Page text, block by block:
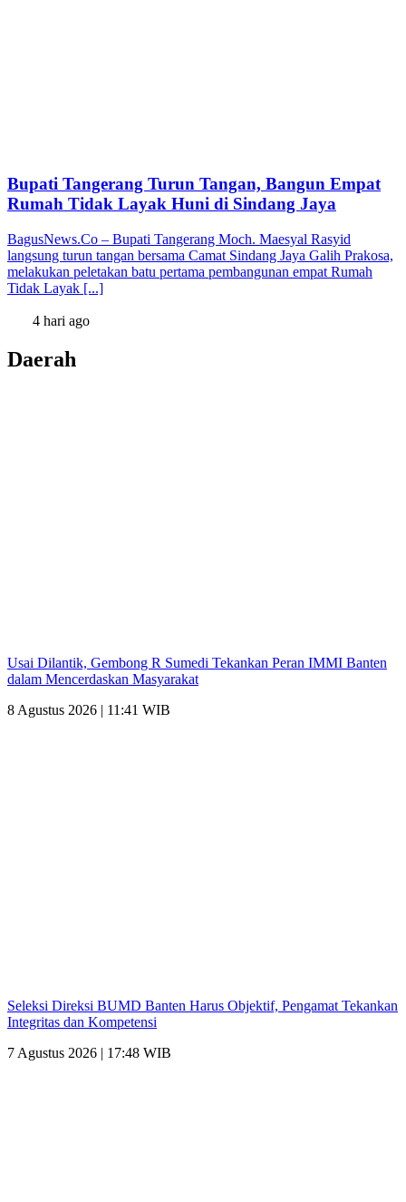
Bupati Tangerang Turun Tangan, Bangun Empat
Rumah Tidak Layak Huni di Sindang Jaya
BagusNews.Co – Bupati Tangerang Moch. Maesyal Rasyid
langsung turun tangan bersama Camat Sindang Jaya Galih Prakosa,
melakukan peletakan batu pertama pembangunan empat Rumah
Tidak Layak [...]
4 hari ago
Daerah
Usai Dilantik, Gembong R Sumedi Tekankan Peran IMMI Banten
dalam Mencerdaskan Masyarakat
8 Agustus 2026 | 11:41 WIB
Seleksi Direksi BUMD Banten Harus Objektif, Pengamat Tekankan
Integritas dan Kompetensi
7 Agustus 2026 | 17:48 WIB